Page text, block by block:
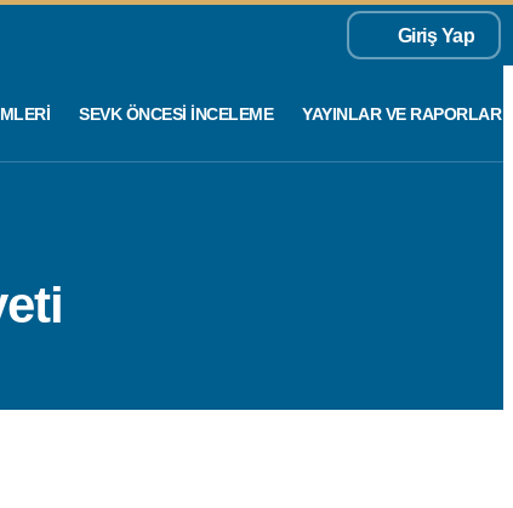
Giriş Yap
SEVK ÖNCESI İNCELEME YAYINLAR VE RAPORLAR